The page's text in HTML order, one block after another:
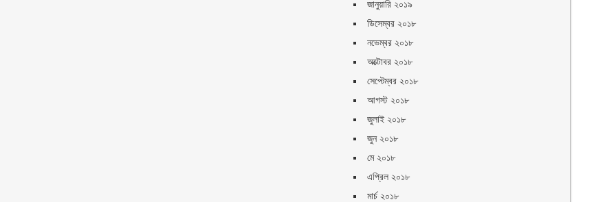
জানুয়ারি ২০১৯
ডিসেম্বর ২০১৮
নভেম্বর ২০১৮
অক্টোবর ২০১৮
সেপ্টেম্বর ২০১৮
আগস্ট ২০১৮
জুলাই ২০১৮
জুন ২০১৮
মে ২০১৮
এপ্রিল ২০১৮
মার্চ ২০১৮